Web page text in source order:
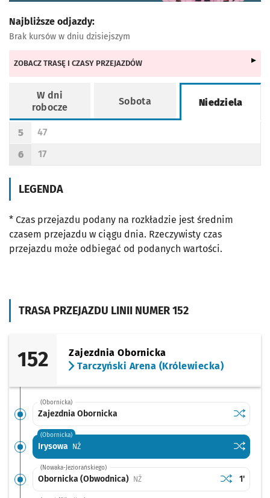
TRASA PRZEJAZDU LINII NUMER 152
152
Zajezdnia Obornicka
Tarczyński Arena (Królewiecka)
(Obornicka)
Zajezdnia Obornicka Sprawdź
(Obornicka)
Irysowa NŻPrzystanek na życzenie Sprawdź
Irysowa
(Nowaka-Jeziorańskiego)
Obornicka (Obwodnica) NŻPrzystanek na życzenie Sprawdź
Obornicka
Czas
1'
Najbliższe odjazdy:
Brak kursów w dniu dzisiejszym
ZOBACZ TRASĘ I CZASY PRZEJAZDÓW
W dni
robocze
Sobota Niedziela
Rozkład jazdy -
Godzina odjazdu
5
Odjazd
47
minut po godzinie 5
Godzina odjazdu
6
Odjazd
17
minut po godzinie 6
LEGENDA
* Czas przejazdu podany na rozkładzie jest średnim
czasem przejazdu w ciągu dnia. Rzeczywisty czas
przejazdu może odbiegać od podanych wartości.